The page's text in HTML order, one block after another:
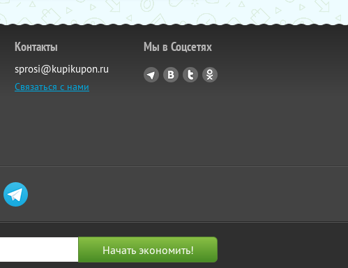
Контакты
sprosi@kupikupon.ru
Связаться с нами
Мы в Соцсетях